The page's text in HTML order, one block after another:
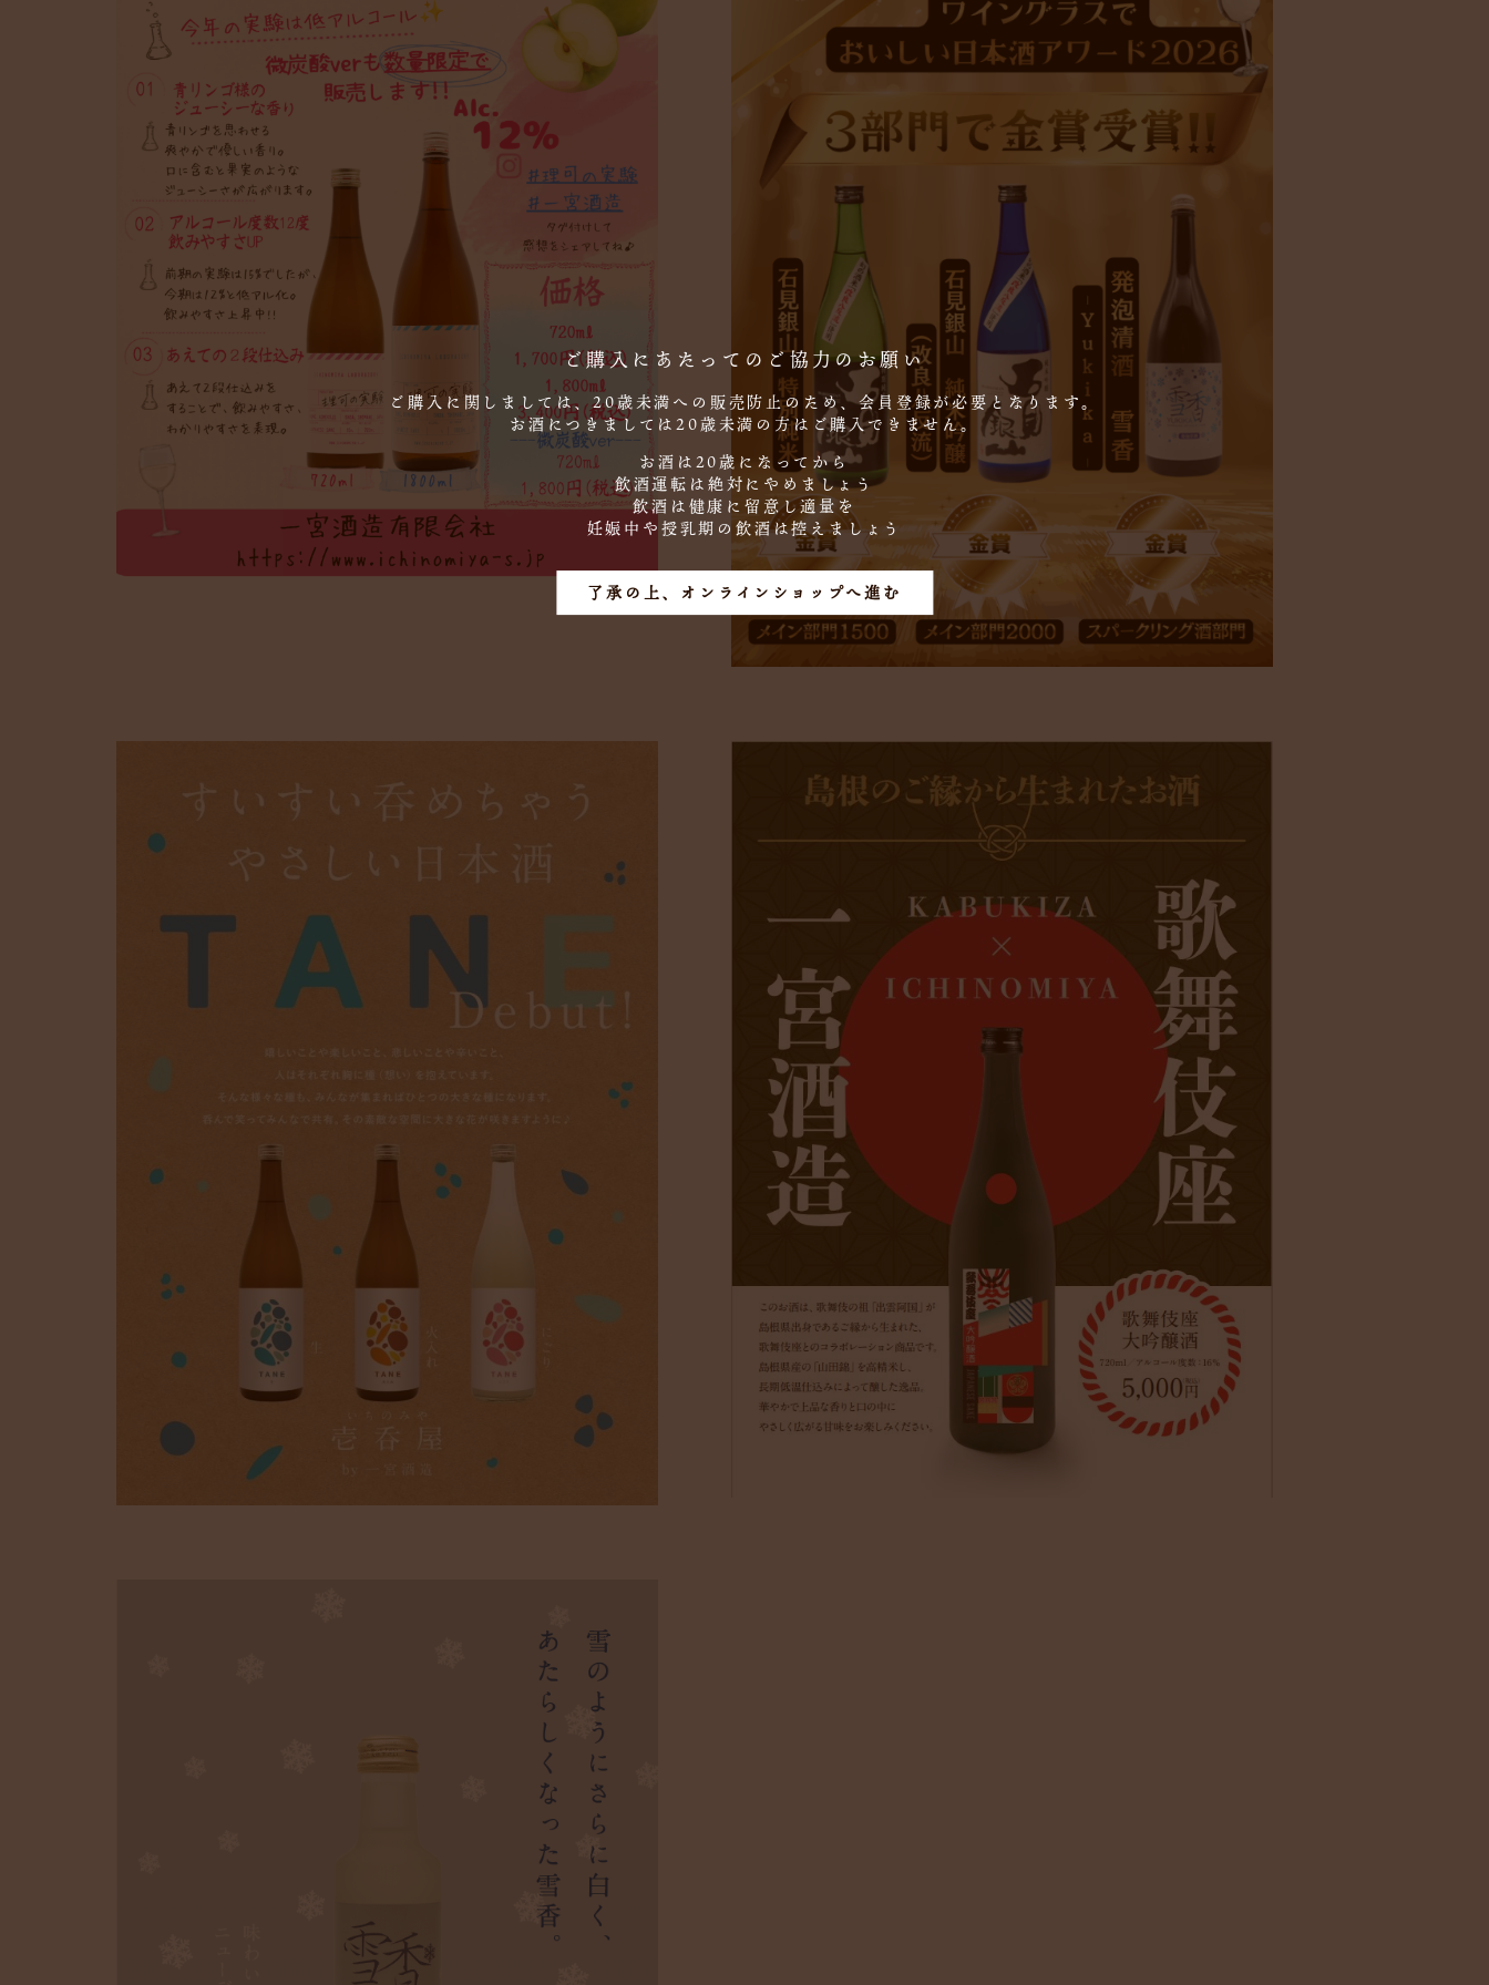
ご購入にあたってのご協力のお願い
ご購入に関しましては、20歳未満への販売防止のため、会員登録が必要となります。
お酒につきましては20歳未満の方はご購入できません。
お酒は20歳になってから
飲酒運転は絶対にやめましょう
飲酒は健康に留意し適量を
妊娠中や授乳期の飲酒は控えましょう
了承の上、オンラインショップへ進む